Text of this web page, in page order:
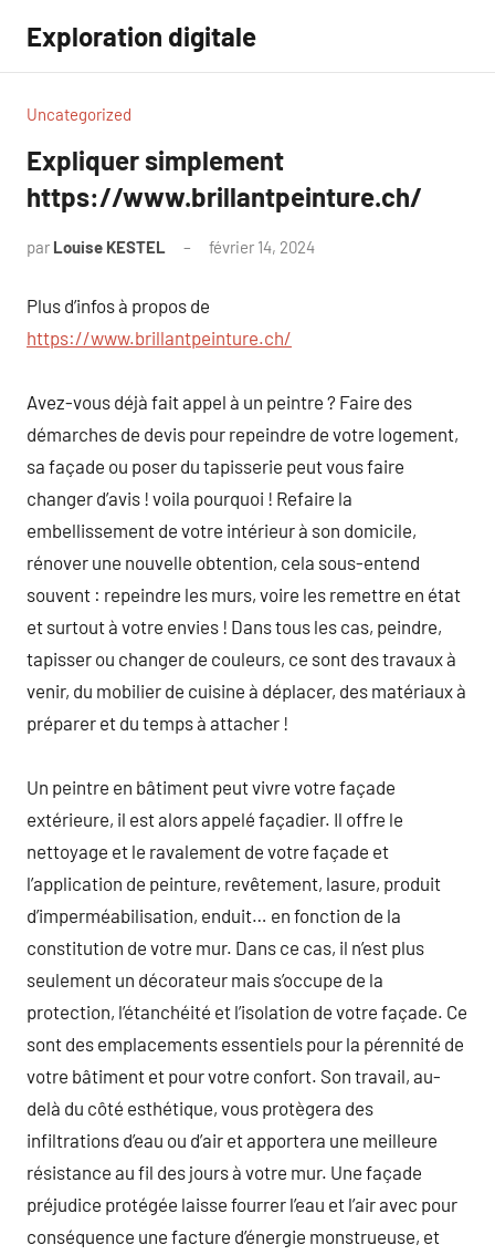
contenu
Exploration digitale
Uncategorized
Expliquer simplement
https://www.brillantpeinture.ch/
par Louise KESTEL février 14, 2024
Plus d’infos à propos de
https://www.brillantpeinture.ch/
Avez-vous déjà fait appel à un peintre ? Faire des
démarches de devis pour repeindre de votre logement,
sa façade ou poser du tapisserie peut vous faire
changer d’avis ! voila pourquoi ! Refaire la
embellissement de votre intérieur à son domicile,
rénover une nouvelle obtention, cela sous-entend
souvent : repeindre les murs, voire les remettre en état
et surtout à votre envies ! Dans tous les cas, peindre,
tapisser ou changer de couleurs, ce sont des travaux à
venir, du mobilier de cuisine à déplacer, des matériaux à
préparer et du temps à attacher !
Un peintre en bâtiment peut vivre votre façade
extérieure, il est alors appelé façadier. Il offre le
nettoyage et le ravalement de votre façade et
l’application de peinture, revêtement, lasure, produit
d’imperméabilisation, enduit… en fonction de la
constitution de votre mur. Dans ce cas, il n’est plus
seulement un décorateur mais s’occupe de la
protection, l’étanchéité et l’isolation de votre façade. Ce
sont des emplacements essentiels pour la pérennité de
votre bâtiment et pour votre confort. Son travail, au-
delà du côté esthétique, vous protègera des
infiltrations d’eau ou d’air et apportera une meilleure
résistance au fil des jours à votre mur. Une façade
préjudice protégée laisse fourrer l’eau et l’air avec pour
conséquence une facture d’énergie monstrueuse, et